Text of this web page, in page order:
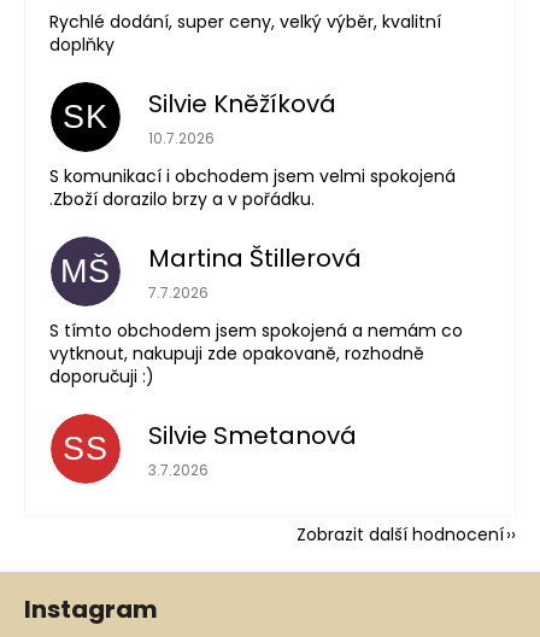
Rychlé dodání, super ceny, velký výběr, kvalitní
doplňky
SK Silvie Kněžíková
Hodnocení obchodu je 5 z 5 hvězdiček.
10.7.2026
S komunikací i obchodem jsem velmi spokojená
.Zboží dorazilo brzy a v pořádku.
MŠ Martina Štillerová
Hodnocení obchodu je 5 z 5 hvězdiček.
7.7.2026
S tímto obchodem jsem spokojená a nemám co
vytknout, nakupuji zde opakovaně, rozhodně
doporučuji :)
SS Silvie Smetanová
Hodnocení obchodu je 5 z 5 hvězdiček.
3.7.2026
Zobrazit další hodnocení
Instagram